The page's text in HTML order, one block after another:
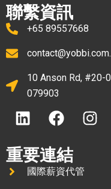
聯繫資訊
+65 89557668
10 Anson Rd, #20-
079903
重要連結
國際薪資代管